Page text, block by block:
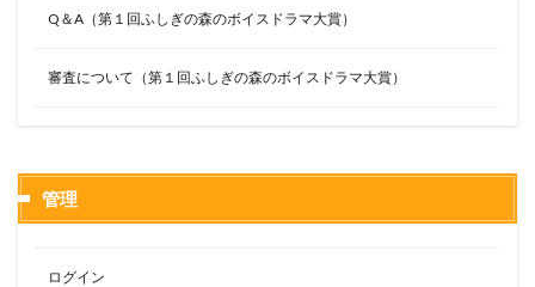
Q＆A（第１回ふしぎの森のボイスドラマ大賞）
審査について（第１回ふしぎの森のボイスドラマ大賞）
管理
ログイン